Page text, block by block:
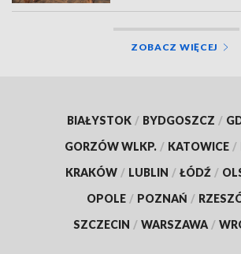
ZOBACZ WIĘCEJ
BIAŁYSTOK / BYDGOSZCZ /
GORZÓW WLKP. / KATOWICE /
KRAKÓW / LUBLIN / ŁÓDŹ /
OPOLE / POZNAŃ /
SZCZECIN / WARSZAWA /